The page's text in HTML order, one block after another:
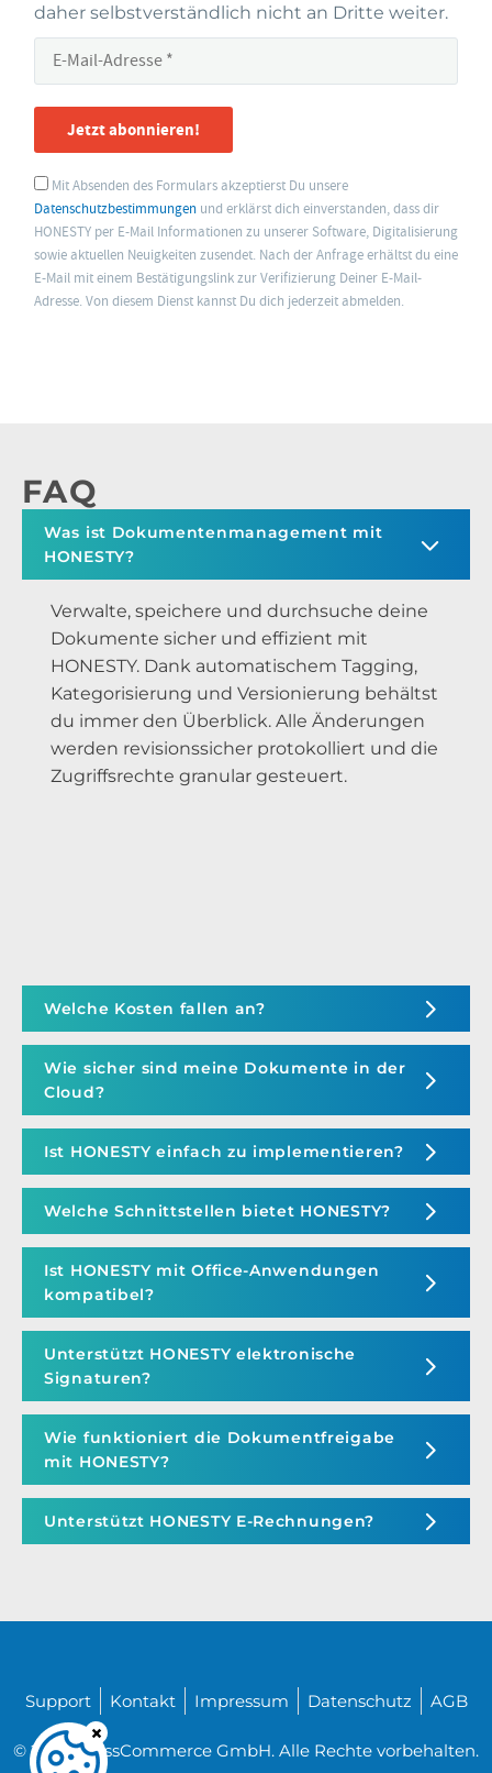
daher selbstverständlich nicht an Dritte weiter.
Jetzt abonnieren!
Mit Absenden des Formulars akzeptierst Du unsere
Datenschutzbestimmungen und erklärst dich einverstanden, dass dir
HONESTY per E-Mail Informationen zu unserer Software, Digitalisierung
sowie aktuellen Neuigkeiten zusendet. Nach der Anfrage erhältst du eine
E-Mail mit einem Bestätigungslink zur Verifizierung Deiner E-Mail-
Adresse. Von diesem Dienst kannst Du dich jederzeit abmelden.
FAQ
Was ist Dokumentenmanagement mit
HONESTY?
Verwalte, speichere und durchsuche deine
Dokumente sicher und effizient mit
HONESTY. Dank automatischem Tagging,
Kategorisierung und Versionierung behältst
du immer den Überblick. Alle Änderungen
werden revisionssicher protokolliert und die
Zugriffsrechte granular gesteuert.
Welche Kosten fallen an?
Wie sicher sind meine Dokumente in der
Cloud?
Ist HONESTY einfach zu implementieren?
Welche Schnittstellen bietet HONESTY?
Ist HONESTY mit Office-Anwendungen
kompatibel?
Unterstützt HONESTY elektronische
Signaturen?
Wie funktioniert die Dokumentfreigabe
mit HONESTY?
Unterstützt HONESTY E-Rechnungen?
© 2026 CrossCommerce GmbH. Alle Rechte vorbehalten.
Support Kontakt Impressum Datenschutz AGB